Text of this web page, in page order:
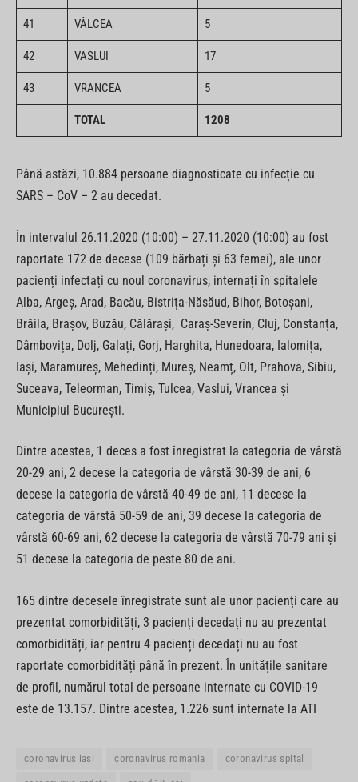
41 VÂLCEA 5
42 VASLUI 17
43 VRANCEA 5
TOTAL 1208
Până astăzi, 10.884 persoane diagnosticate cu infecție cu
SARS – CoV – 2 au decedat.
În intervalul 26.11.2020 (10:00) – 27.11.2020 (10:00) au fost
raportate 172 de decese (109 bărbați și 63 femei), ale unor
pacienți infectați cu noul coronavirus, internați în spitalele
Alba, Argeș, Arad, Bacău, Bistrița-Năsăud, Bihor, Botoșani,
Brăila, Brașov, Buzău, Călărași, Caraș-Severin, Cluj, Constanța,
Dâmbovița, Dolj, Galați, Gorj, Harghita, Hunedoara, Ialomița,
Iași, Maramureș, Mehedinți, Mureș, Neamț, Olt, Prahova, Sibiu,
Suceava, Teleorman, Timiș, Tulcea, Vaslui, Vrancea și
Municipiul București.
Dintre acestea, 1 deces a fost înregistrat la categoria de vârstă
20-29 ani, 2 decese la categoria de vârstă 30-39 de ani, 6
decese la categoria de vârstă 40-49 de ani, 11 decese la
categoria de vârstă 50-59 de ani, 39 decese la categoria de
vârstă 60-69 ani, 62 decese la categoria de vârstă 70-79 ani și
51 decese la categoria de peste 80 de ani.
165 dintre decesele înregistrate sunt ale unor pacienți care au
prezentat comorbidități, 3 pacienți decedați nu au prezentat
comorbidități, iar pentru 4 pacienți decedați nu au fost
raportate comorbidități până în prezent. În unitățile sanitare
de profil, numărul total de persoane internate cu COVID-19
este de 13.157. Dintre acestea, 1.226 sunt internate la ATI
coronavirus iasi coronavirus romania coronavirus spital